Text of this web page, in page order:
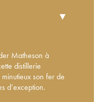
▼
Matheson à
distillerie
son fer de
d’exception.